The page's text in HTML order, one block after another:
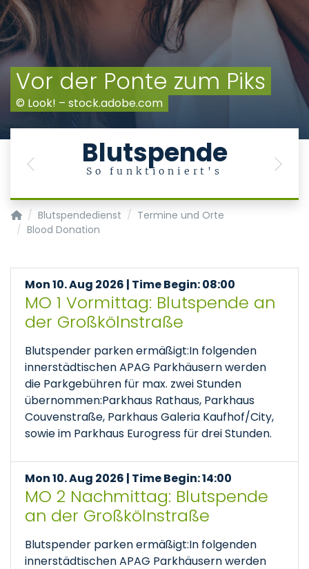
Vor der Ponte zum Piks
© Look! – stock.adobe.com
Blutspende
So funktioniert's
Previous Next
Transfusionsmedizin/Blutspendedienst
Blutspendedienst
Termine und Orte
Blood Donation
Mon 10. Aug 2026 | Time Begin: 08:00
MO 1 Vormittag: Blutspende an
der Großkölnstraße
Blutspender parken ermäßigt:In folgenden
innerstädtischen APAG Parkhäusern werden
die Parkgebühren für max. zwei Stunden
übernommen:Parkhaus Rathaus, Parkhaus
Couvenstraße, Parkhaus Galeria Kaufhof/City,
sowie im Parkhaus Eurogress für drei Stunden.
Mon 10. Aug 2026 | Time Begin: 14:00
MO 2 Nachmittag: Blutspende
an der Großkölnstraße
Blutspender parken ermäßigt:In folgenden
innerstädtischen APAG Parkhäusern werden